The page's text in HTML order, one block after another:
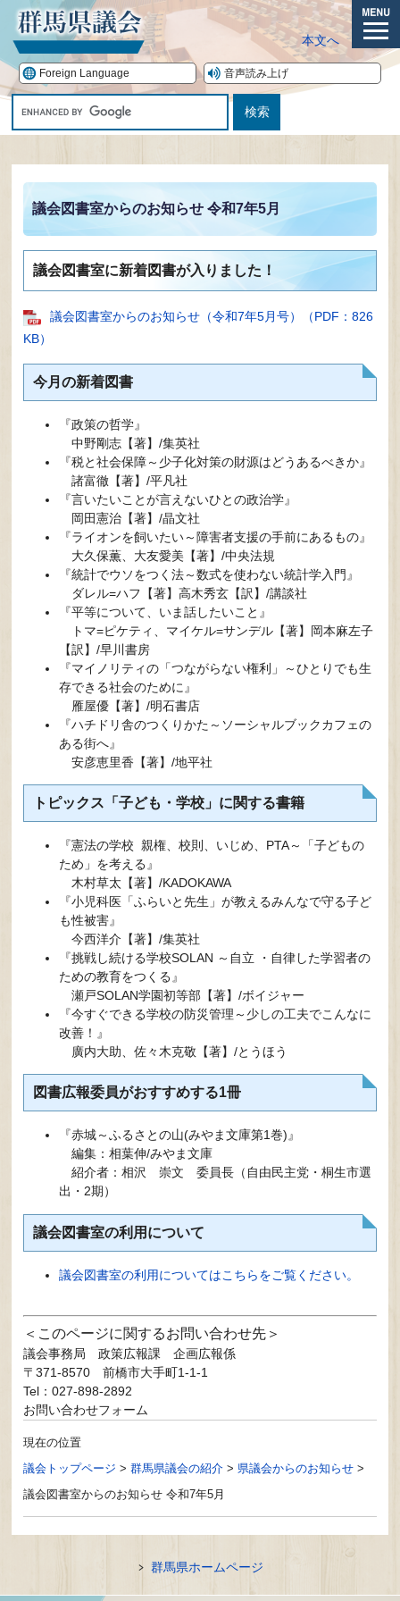
の
先
頭
メ
ニ
本文へ
Foreign Language 音声読み上げ
ス
タ
検
索
議会図書室からのお知らせ 令和7年5月
議会図書室に新着図書が入りました！
議会図書室からのお知らせ（令和7年5月号）（PDF：826
KB）
今月の新着図書
『政策の哲学』
​ 中野剛志【著】/集英社
『税と社会保障～少子化対策の財源はどうあるべきか』
​ 諸富徹【著】/平凡社
『言いたいことが言えないひとの政治学』
​ 岡田憲治【著】/晶文社
『ライオンを飼いたい～障害者支援の手前にあるもの』
​ 大久保薫、大友愛美【著】/中央法規
『統計でウソをつく法～数式を使わない統計学入門』
​ ダレル=ハフ【著】高木秀玄【訳】/講談社
『平等について、いま話したいこと』
​ トマ=ピケティ、マイケル=サンデル【著】岡本麻左子
【訳】/早川書房
『マイノリティの「つながらない権利」～ひとりでも生
存できる社会のために』
​ 雁屋優【著】/明石書店
『ハチドリ舎のつくりかた～ソーシャルブックカフェの
ある街へ』
安彦恵里香【著】/地平社
トピックス「子ども・学校」に関する書籍
『憲法の学校 親権、校則、いじめ、PTA～「子どもの
ため」を考える』
​ 木村草太【著】/KADOKAWA
『小児科医「ふらいと先生」が教えるみんなで守る子ど
も性被害』
今西洋介【著】/集英社
『挑戦し続ける学校SOLAN ～自立 ・自律した学習者の
ための教育をつくる』
​ 瀬戸SOLAN学園初等部【著】/ボイジャー
『今すぐできる学校の防災管理～少しの工夫でこんなに
改善！』
廣内大助、佐々木克敬【著】/とうほう​
図書広報委員がおすすめする1冊​​
『赤城～ふるさとの山(みやま文庫第1巻)』
​ 編集：相葉伸/みやま文庫
紹介者：相沢 崇文 委員長（自由民主党・桐生市選
出・2期）
議会図書室の利用について
議会図書室の利用についてはこちらをご覧ください。
このページに関するお問い合わせ先
議会事務局
政策広報課 企画広報係
〒371-8570
前橋市大手町1-1-1
Tel：027-898-2892
お問い合わせフォーム
現在の位置
議会トップページ >群馬県議会の紹介 > 県議会からのお知らせ >
議会図書室からのお知らせ 令和7年5月
群馬県ホームページ